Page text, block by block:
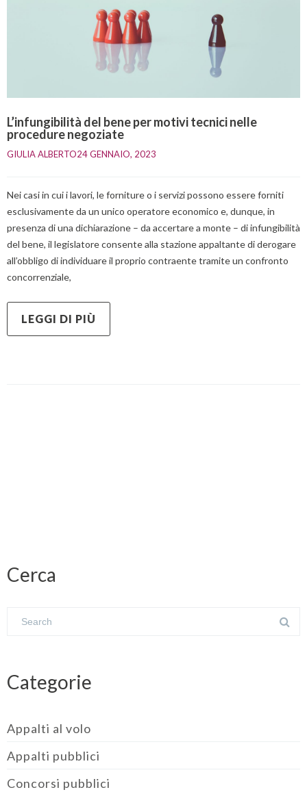
L’infungibilità del bene per motivi tecnici nelle
procedure negoziate
GIULIA ALBERTO24 GENNAIO, 2023
Nei casi in cui i lavori, le forniture o i servizi possono essere forniti
esclusivamente da un unico operatore economico e, dunque, in
presenza di una dichiarazione – da accertare a monte – di infungibilità
del bene, il legislatore consente alla stazione appaltante di derogare
all’obbligo di individuare il proprio contraente tramite un confronto
concorrenziale,
LEGGI DI PIÙ
Cerca
Categorie
Appalti al volo
Appalti pubblici
Concorsi pubblici